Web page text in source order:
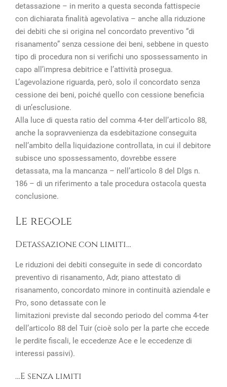
detassazione – in merito a questa seconda fattispecie
con dichiarata finalità agevolativa – anche alla riduzione
dei debiti che si origina nel concordato preventivo “di
risanamento” senza cessione dei beni, sebbene in questo
tipo di procedura non si verifichi uno spossessamento in
capo all’impresa debitrice e l’attività prosegua.
L’agevolazione riguarda, però, solo il concordato senza
cessione dei beni, poiché quello con cessione beneficia
di un’esclusione.
Alla luce di questa ratio del comma 4-ter dell’articolo 88,
anche la sopravvenienza da esdebitazione conseguita
nell’ambito della liquidazione controllata, in cui il debitore
subisce uno spossessamento, dovrebbe essere
detassata, ma la mancanza – nell’articolo 8 del Dlgs n.
186 – di un riferimento a tale procedura ostacola questa
conclusione.
Le regole
Detassazione con limiti…
Le riduzioni dei debiti conseguite in sede di concordato
preventivo di risanamento, Adr, piano attestato di
risanamento, concordato minore in continuità aziendale e
Pro, sono detassate con le
limitazioni previste dal secondo periodo del comma 4-ter
dell’articolo 88 del Tuir (cioè solo per la parte che eccede
le perdite fiscali, le eccedenze Ace e le eccedenze di
interessi passivi).
…E senza limiti